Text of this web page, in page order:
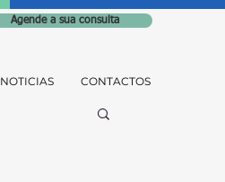
Agende a sua consulta
NOTICIAS CONTACTOS